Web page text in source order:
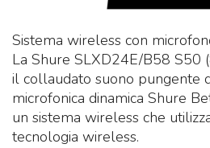
Sistema wireless con
La Shure SLXD24E/B58
il collaudato suono pungente
microfonica dinamica Shure
un sistema wireless che
tecnologia wireless.